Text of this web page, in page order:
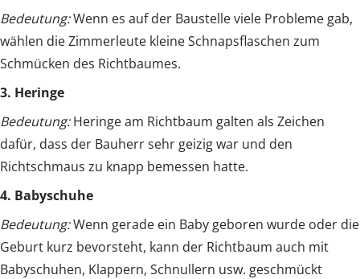
Bedeutung:Wenn es auf der Baustelle viele Probleme gab,
wählen die Zimmerleute kleine Schnapsflaschen zum
Schmücken des Richtbaumes.
3. Heringe
Bedeutung:Heringe am Richtbaum galten als Zeichen
dafür, dass der Bauherr sehr geizig war und den
Richtschmaus zu knapp bemessen hatte.
4. Babyschuhe
Bedeutung:Wenn gerade ein Baby geboren wurde oder die
Geburt kurz bevorsteht, kann der Richtbaum auch mit
Babyschuhen, Klappern, Schnullern usw. geschmückt